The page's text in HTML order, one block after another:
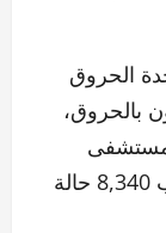
المنظمة عام 2012 وحدة الحروق
بالحروق،
مستشفى
جراحياً، استقبل في عام 2024 ما يقارب 8,340 حالة